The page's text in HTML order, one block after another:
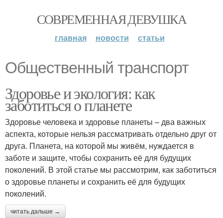
СОВРЕМЕННАЯ ДЕВУШКА
главная новости статьи
Общественный транспорт
Здоровье и экология: как
заботиться о планете
Здоровье человека и здоровье планеты – два важных
аспекта, которые нельзя рассматривать отдельно друг от
друга. Планета, на которой мы живём, нуждается в
заботе и защите, чтобы сохранить её для будущих
поколений. В этой статье мы рассмотрим, как заботиться
о здоровье планеты и сохранить её для будущих
поколений.
читать дальше →